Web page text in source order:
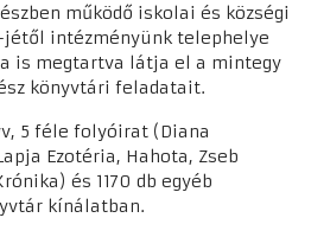
működő iskolai és községi
intézményünk telephelye
is megtartva látja el a mintegy
könyvtári feladatait.
5 féle folyóirat (Diana
Ezotéria, Hahota, Zseb
és 1170 db egyéb
kínálatban.